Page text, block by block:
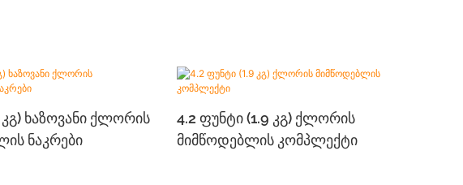
Ხაზოვანი Ქლორის
Ნაკრები
4.2 Ფუნტი (1.9 Კგ) Ქლორის
Მიმწოდებლის Კომპლექტი